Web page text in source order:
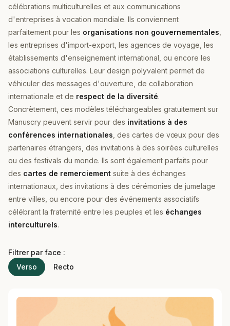
célébrations multiculturelles et aux communications
d'entreprises à vocation mondiale. Ils conviennent
parfaitement pour les organisations non gouvernementales
les entreprises d'import-export, les agences de voyage, les
établissements d'enseignement international, ou encore les
associations culturelles. Leur design polyvalent permet de
véhiculer des messages d'ouverture, de collaboration
internationale et de respect de la diversité.
Concrètement, ces modèles téléchargeables gratuitement sur
Manuscry peuvent servir pour des invitations à des
conférences internationales , des cartes de vœux pour des
partenaires étrangers, des invitations à des soirées culturelles
ou des festivals du monde. Ils sont également parfaits pour
des cartes de remerciement suite à des échanges
internationaux, des invitations à des cérémonies de jumelage
entre villes, ou encore pour des événements associatifs
célébrant la fraternité entre les peuples et les échanges
interculturels.
Filtrer par face :
Verso
Recto